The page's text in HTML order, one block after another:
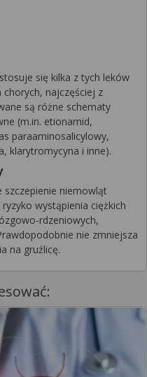
się kilka z tych leków
chorych, najczęściej z
są różne schematy
(m.in. etionamid,
paraaminosalicylowy,
klarytromycyna i inne).
niemowląt
wystąpienia ciężkich
rdzeniowych,
nie zmniejsza
na gruźlicę.